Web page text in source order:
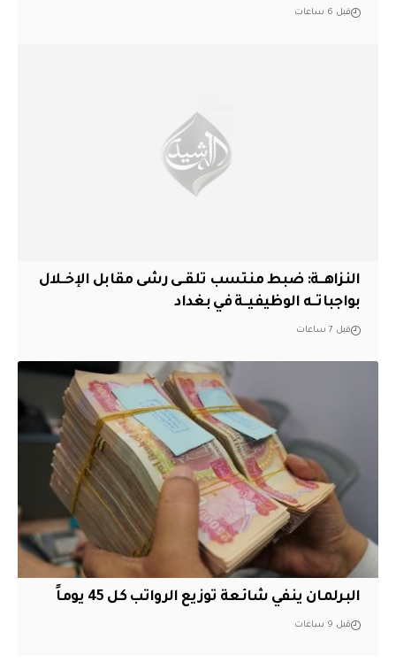
قبل 6 ساعات
النزاهــة: ضبط منتسب تلقــى رشى مقابل الإخــلال
بواجباتــه الوظيفيــة في بغداد
قبل 7 ساعات
البرلمان ينفي شائعة توزيع الرواتب كل 45 يوماً
قبل 9 ساعات